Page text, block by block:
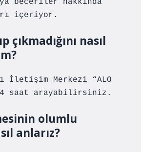
beceriler hakkında
içeriyor.
çıkmadığını nasıl
İletişim Merkezi “ALO
saat arayabilirsiniz.
olumlu
anlarız?